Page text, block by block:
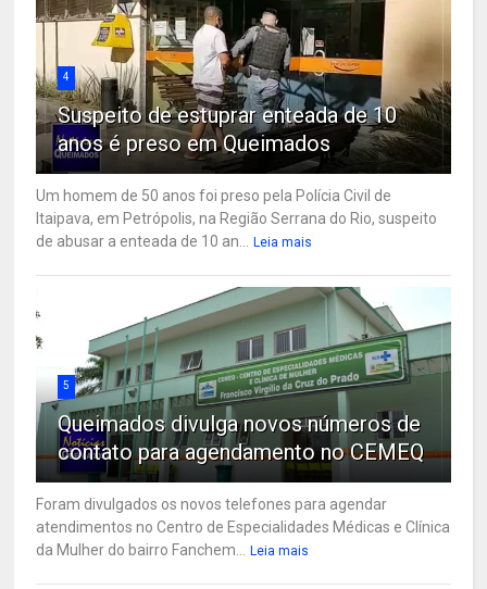
4
Suspeito de estuprar enteada de 10
anos é preso em Queimados
Um homem de 50 anos foi preso pela Polícia Civil de
Itaipava, em Petrópolis, na Região Serrana do Rio, suspeito
de abusar a enteada de 10 an...
Leia mais
5
Queimados divulga novos números de
contato para agendamento no CEMEQ
Foram divulgados os novos telefones para agendar
atendimentos no Centro de Especialidades Médicas e Clínica
da Mulher do bairro Fanchem...
Leia mais